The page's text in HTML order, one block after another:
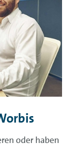
oder haben